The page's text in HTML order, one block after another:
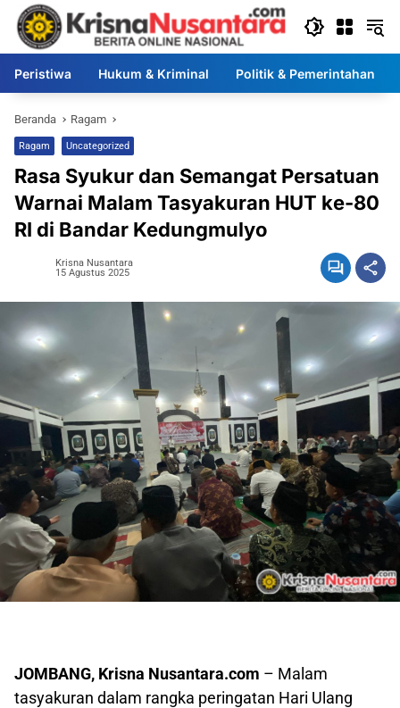
Langsung
konten
Peristiwa Hukum & Kriminal Politik & Pemerintahan
Beranda Ragam
Ragam Uncategorized
Rasa Syukur dan Semangat Persatuan
Warnai Malam Tasyakuran HUT ke-80
RI di Bandar Kedungmulyo
Krisna Nusantara
15 Agustus 2025
JOMBANG, Krisna Nusantara.com – Malam
tasyakuran dalam rangka peringatan Hari Ulang